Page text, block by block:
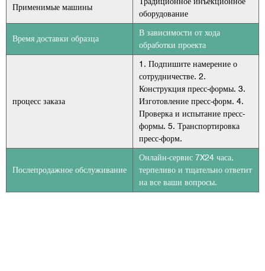
Применимые машины
оборудование
Время доставки образца
В зависимости от хода
обработки проекта
процесс заказа
1. Подпишите намерение о
сотрудничестве. 2.
Конструкция пресс-формы. 3.
Изготовление пресс-форм. 4.
Проверка и испытание пресс-
формы. 5. Транспортировка
пресс-форм.
Послепродажное обслуживание
Онлайн-сервис 7X24 часа,
терпеливо и тщательно ответит
на все ваши вопросы.